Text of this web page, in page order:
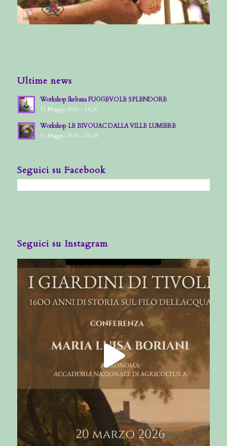
Ultime news
Workshop Ikebana FUGGEVOLE SPLENDORE
11 Maggio 2026 - 14:30
Workshop LE BIVOUAC DALLA VILLE LUMIERE
11 Maggio 2026 - 14:25
Seguici su Facebook
Seguici su Instagram